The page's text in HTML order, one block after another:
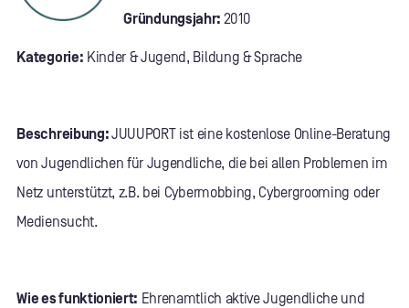
Gründungsjahr: 2010
Kategorie: Kinder & Jugend, Bildung & Sprache
Beschreibung:JUUUPORT ist eine kostenlose Online-Beratung
von Jugendlichen für Jugendliche, die bei allen Problemen im
Netz unterstützt, z.B. bei Cybermobbing, Cybergrooming oder
Mediensucht.
Wie es funktioniert: Ehrenamtlich aktive Jugendliche und